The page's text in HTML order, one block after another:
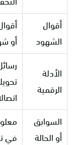
أقوال
الشهود
أو
الأدلة
الرقمية
السوابق
أو الحالة
في